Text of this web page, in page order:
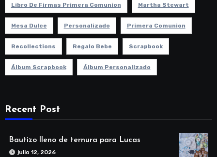
Libro De Firmas Primera Comunion Martha Stewart
Mesa Dulce Personalizado Primera Comunion
Recollections Regalo Bebe Scrapbook
Álbum Scrapbook Álbum Personalizado
Recent Post
Bautizo lleno de ternura para Lucas
julio 12, 2026